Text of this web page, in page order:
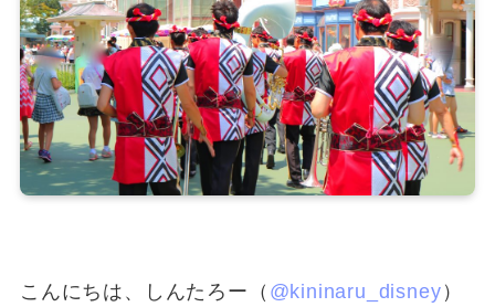
こんにちは、しんたろー（ @kininaru_disney ）